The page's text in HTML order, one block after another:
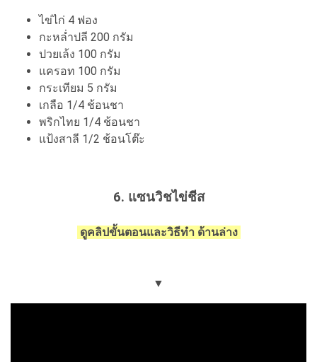
ไข่ไก่ 4 ฟอง
กะหล่ำปลี 200 กรัม
ปวยเล้ง 100 กรัม
แครอท 100 กรัม
กระเทียม 5 กรัม
เกลือ 1/4 ช้อนชา
พริกไทย 1/4 ช้อนชา
แป้งสาลี 1/2 ช้อนโต๊ะ
6. แซนวิชไข่ชีส
ดูคลิปขั้นตอนและวิธีทำ ด้านล่าง
▼